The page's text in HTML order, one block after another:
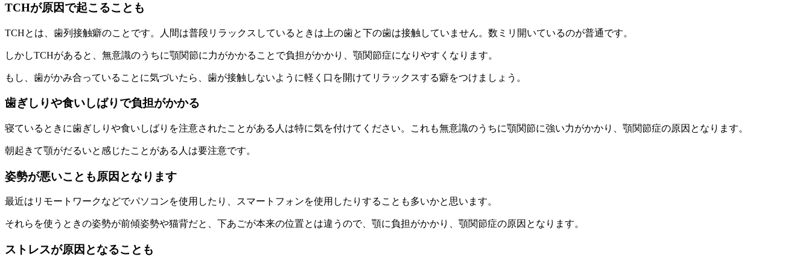
TCHが原因で起こることも
TCHとは、歯列接触癖のことです。人間は普段リラックスしているときは上の歯と下の歯は接触していません。数ミリ開いているのが普通です。
しかしTCHがあると、無意識のうちに顎関節に力がかかることで負担がかかり、顎関節症になりやすくなります。
もし、歯がかみ合っていることに気づいたら、歯が接触しないように軽く口を開けてリラックスする癖をつけましょう。
歯ぎしりや食いしばりで負担がかかる
寝ているときに歯ぎしりや食いしばりを注意されたことがある人は特に気を付けてください。これも無意識のうちに顎関節に強い力がかかり、顎関節症の原因となります。
朝起きて顎がだるいと感じたことがある人は要注意です。
姿勢が悪いことも原因となります
最近はリモートワークなどでパソコンを使用したり、スマートフォンを使用したりすることも多いかと思います。
それらを使うときの姿勢が前傾姿勢や猫背だと、下あごが本来の位置とは違うので、顎に負担がかかり、顎関節症の原因となります。
ストレスが原因となることも